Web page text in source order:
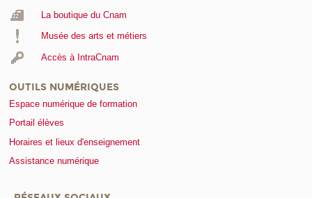
La boutique du Cnam
Musée des arts et métiers
Accès à IntraCnam
OUTILS NUMÉRIQUES
Espace numérique de formation
Portail élèves
Horaires et lieux d'enseignement
Assistance numérique